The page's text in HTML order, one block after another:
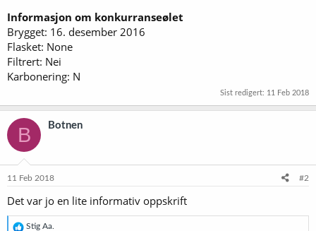
Informasjon om konkurranseølet
Brygget: 16. desember 2016
Flasket: None
Filtrert: Nei
Karbonering: N
Sist redigert: 11 Feb 2018
B Botnen
11 Feb 2018 #2
Det var jo en lite informativ oppskrift
R
Stig Aa.